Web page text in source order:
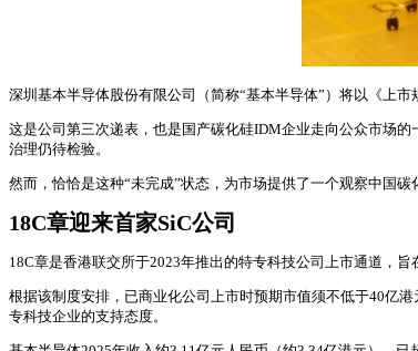
深圳基本半导体股份有限公司（简称“基本半导体”）将以《上
这是公司第三次递表，也是国产碳化硅IDM企业走向公众市场
治理仍待检验。
然而，恰恰是这种“未完成”状态，为市场提供了一个观察中国碳
18C章迎来首家SiC公司
18C章是香港联交所于2023年推出的特专科技公司上市通道，
根据该制度安排，已商业化公司上市时预期市值须不低于40亿
专科技企业的支持态度。